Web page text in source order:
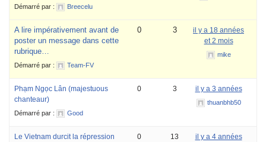
Démarré par : Breecelu
A lire impérativement avant de
poster un message dans cette
rubrique…
Démarré par : Team-FV
0 3
il y a 18 années
et 2 mois
mike
Phạm Ngọc Lân (majestuous
chanteaur)
Démarré par : Good
0 3 il y a 3 années
thuanbhb50
Le Vietnam durcit la répression
0 13
il y a 4 années